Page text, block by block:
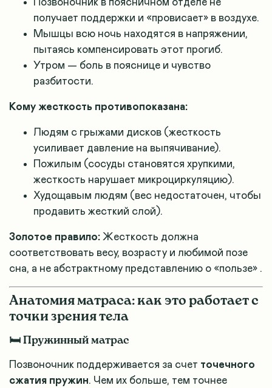
Позвоночник в поясничном отделе не
получает поддержки и «провисает» в воздухе.
Мышцы всю ночь находятся в напряжении,
пытаясь компенсировать этот прогиб.
Утром — боль в пояснице и чувство
разбитости.
Кому жесткость противопоказана:
Людям с грыжами дисков (жесткость
усиливает давление на выпячивание).
Пожилым (сосуды становятся хрупкими,
жесткость нарушает микроциркуляцию).
Худощавым людям (вес недостаточен, чтобы
продавить жесткий слой).
Золотое правило: Жесткость должна
соответствовать весу, возрасту и любимой позе
сна, а не абстрактному представлению о «пользе» .
Анатомия матраса: как это работает с
точки зрения тела
🛏️ Пружинный матрас
Позвоночник поддерживается за счет точечного
сжатия пружин. Чем их больше, тем точнее